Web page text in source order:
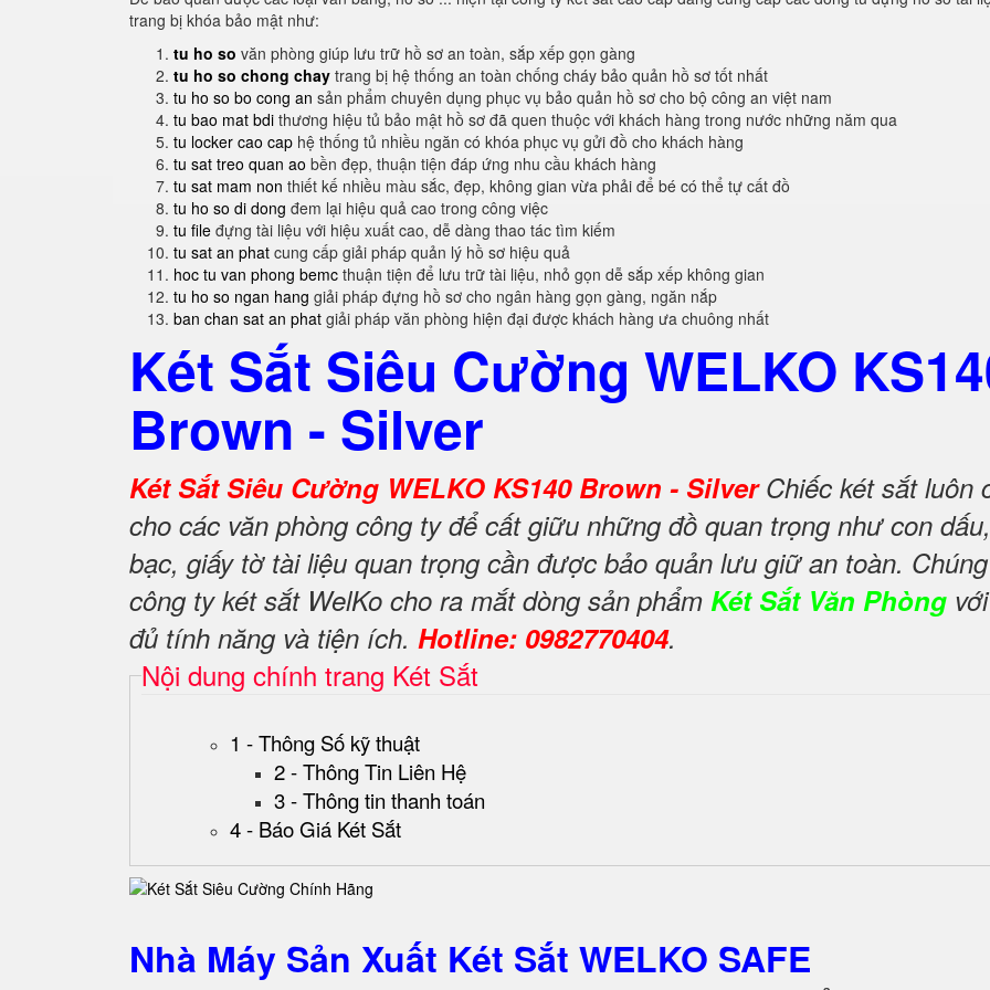
trang bị khóa bảo mật như:
tu ho so văn phòng giúp lưu trữ hồ sơ an toàn, sắp xếp gọn gàng
tu ho so chong chay trang bị hệ thống an toàn chống cháy bảo quản hồ sơ tốt nhất
tu ho so bo cong an sản phẩm chuyên dụng phục vụ bảo quản hồ sơ cho bộ công an việt nam
tu bao mat bdi thương hiệu tủ bảo mật hồ sơ đã quen thuộc với khách hàng trong nước những năm qua
tu locker cao cap hệ thống tủ nhiều ngăn có khóa phục vụ gửi đồ cho khách hàng
tu sat treo quan ao bền đẹp, thuận tiện đáp ứng nhu cầu khách hàng
tu sat mam non thiết kế nhiều màu sắc, đẹp, không gian vừa phải để bé có thể tự cất đồ
tu ho so di dong đem lại hiệu quả cao trong công việc
tu file đựng tài liệu với hiệu xuất cao, dễ dàng thao tác tìm kiếm
tu sat an phat cung cấp giải pháp quản lý hồ sơ hiệu quả
hoc tu van phong bemc thuận tiện để lưu trữ tài liệu, nhỏ gọn dễ sắp xếp không gian
tu ho so ngan hang giải pháp đựng hồ sơ cho ngân hàng gọn gàng, ngăn nắp
ban chan sat an phat giải pháp văn phòng hiện đại được khách hàng ưa chuông nhất
Két Sắt Siêu Cường WELKO
Brown - Silver
Két Sắt Siêu Cường WELKO KS140 Brown - SilverChiếc két sắt luôn
cho các văn phòng công ty để cất giữu những đồ quan trọng như con
bạc, giấy tờ tài liệu quan trọng cần được bảo quản lưu giữ an toàn.
công ty két sắt WelKo cho ra mắt dòng sản phẩm Két Sắt Văn Phòng
đủ tính năng và tiện ích. Hotline: 0982770404.
Nội dung chính trang Két Sắt
1 - Thông Số kỹ thuật
2 - Thông Tin Liên Hệ
3 - Thông tin thanh toán
4 - Báo Giá Két Sắt
Nhà Máy Sản Xuất Két Sắt WELKO SAFE